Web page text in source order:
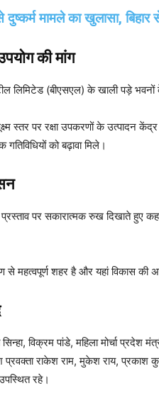
दुष्कर्म मामले का खुलासा,
की मांग
लिमिटेड (बीएसएल) के खाली पड़े भवनों के
स्तर पर रक्षा उपकरणों के उत्पादन
को बढ़ावा मिले।
पर सकारात्मक रुख दिखाते हुए
से महत्वपूर्ण शहर है और यहां विकास की
विक्रम पांडे, महिला मोर्चा प्रदेश
प्रवक्ता राकेश राम, मुकेश राय,
रहे।